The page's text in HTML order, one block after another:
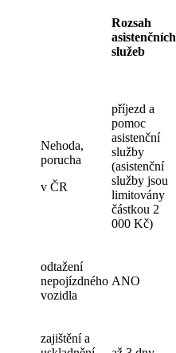
Rozsah
asistenčních
služeb
Nehoda,
porucha
v ČR
příjezd a
pomoc
asistenční
služby
(asistenční
služby jsou
limitovány
částkou 2
000 Kč)
odtažení
nepojízdného
vozidla
ANO
zajištění a